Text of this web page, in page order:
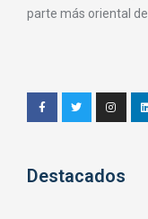
parte más oriental de
Destacados